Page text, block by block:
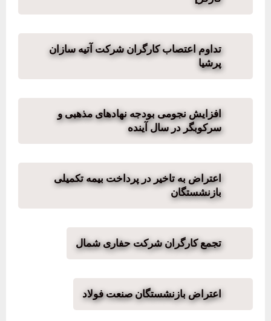
تداوم اعتصاب کارگران شرکت آتیه سازان
پرشیا
افزایش نجومی بودجه نهادهای مذهبی و
سرکوبگر در سال آینده
اعتراض به تاخیر در پرداخت بیمه تکمیلی
بازنشستگان
تجمع کارگران شرکت حفاری شمال
اعتراض بازنشستگان صنعت فولاد